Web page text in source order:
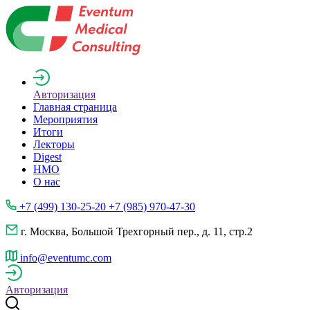
Авторизация
Главная страница
Мероприятия
Итоги
Лекторы
Digest
НМО
О нас
+7 (499) 130-25-20 +7 (985) 970-47-30
г. Москва, Большой Трехгорный пер., д. 11, стр.2
info@eventumc.com
Авторизация